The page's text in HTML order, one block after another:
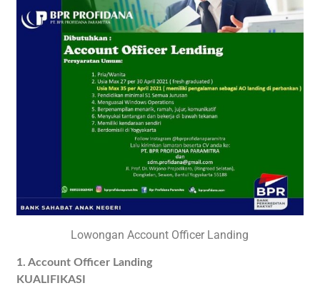
Lowongan Account Officer Landing
1. Account Officer Landing
KUALIFIKASI